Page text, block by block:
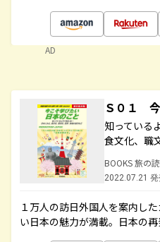
AD
Ｓ０１ 今
知っている
食文化、職
BOOKS 旅の
2022.07.21
１万人の訪日外国人を案内し
い日本の魅力が満載。日本の再